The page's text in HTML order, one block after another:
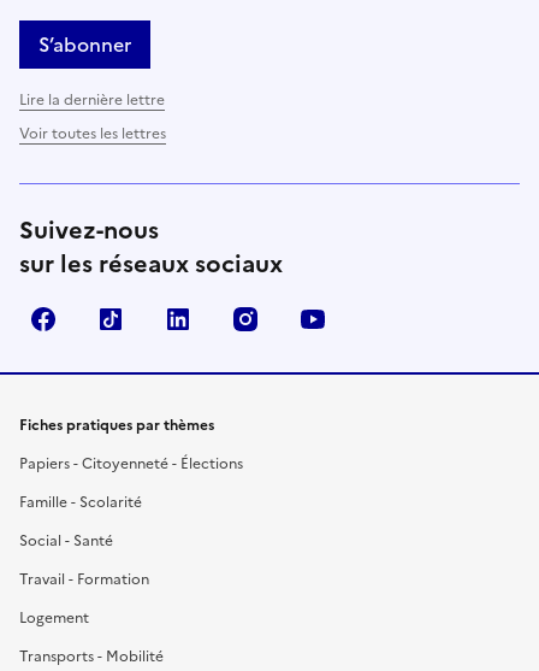
S’abonner
Lire la dernière lettre
Voir toutes les lettres
Suivez-nous
sur les réseaux sociaux
FacebookTikTok LinkedIn Instagram
Fiches pratiques par thèmes
Papiers - Citoyenneté - Élections
Famille - Scolarité
Social - Santé
Travail - Formation
Logement
Transports - Mobilité